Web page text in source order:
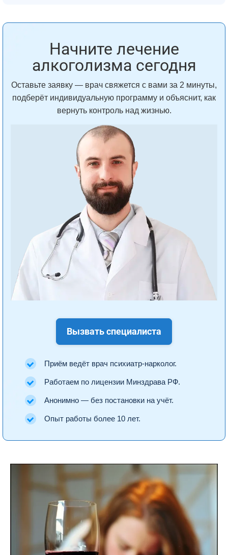
Начните лечение
алкоголизма сегодня
Оставьте заявку — врач свяжется с вами за 2 минуты,
подберёт индивидуальную программу и объяснит, как
вернуть контроль над жизнью.
Вызвать специалиста
Приём ведёт врач психиатр-нарколог.
Работаем по лицензии Минздрава РФ.
Анонимно — без постановки на учёт.
Опыт работы более 10 лет.